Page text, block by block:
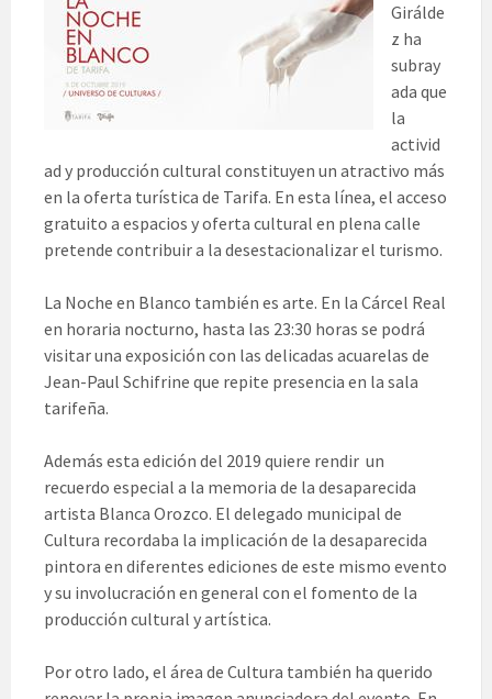
Girálde
z ha
subray
ada que
la
activid
ad y producción cultural constituyen un atractivo más
en la oferta turística de Tarifa. En esta línea, el acceso
gratuito a espacios y oferta cultural en plena calle
pretende contribuir a la desestacionalizar el turismo.
La Noche en Blanco también es arte. En la Cárcel Real
en horaria nocturno, hasta las 23:30 horas se podrá
visitar una exposición con las delicadas acuarelas de
Jean-Paul Schifrine que repite presencia en la sala
tarifeña.
Además esta edición del 2019 quiere rendir un
recuerdo especial a la memoria de la desaparecida
artista Blanca Orozco. El delegado municipal de
Cultura recordaba la implicación de la desaparecida
pintora en diferentes ediciones de este mismo evento
y su involucración en general con el fomento de la
producción cultural y artística.
Por otro lado, el área de Cultura también ha querido